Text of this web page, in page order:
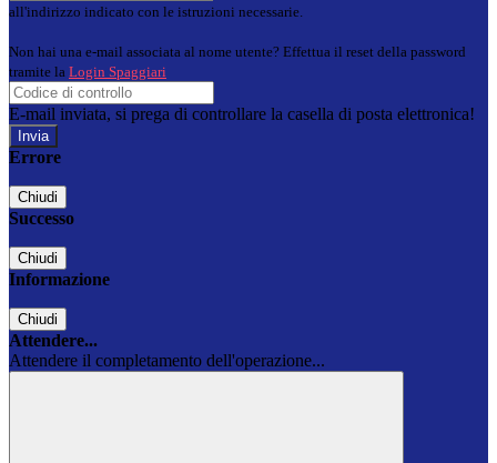
all'indirizzo indicato con le istruzioni necessarie.
Non hai una e-mail associata al nome utente? Effettua il reset della password
tramite la Login Spaggiari
E-mail inviata, si prega di controllare la casella di posta elettronica!
Errore
Chiudi
Successo
Chiudi
Informazione
Chiudi
Attendere...
Attendere il completamento dell'operazione...